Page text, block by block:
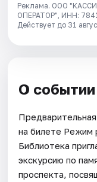
Реклама. ООО
ОПЕРАТОР", ИНН:
Действует до 31
О событии
на билете Режим
Библиотека
экскурсию по
проспекта,